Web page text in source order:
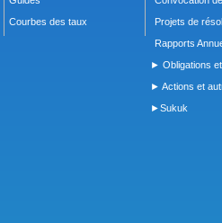
Courbes des taux
Projets de
Rapports
► Obligations
► Actions et
►Sukuk